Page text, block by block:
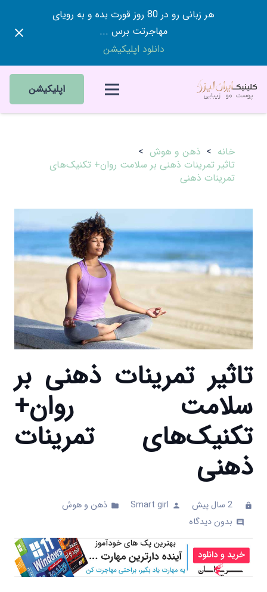
هر زبانی رو در 80 روز قورت بده و به رویای
مهاجرتت برس ...
دانلود اپلیکیشن
اپلیکیشن
خانه > ذهن و هوش >
تاثیر تمرینات ذهنی بر سلامت روان+ تکنیک‌های
تمرینات ذهنی
تاثیر تمرینات ذهنی بر
سلامت روان+
تکنیک‌های تمرینات
ذهنی
clock 2 سال پیش person
Smart girl
folder ذهن و هوش
comments بدون دیدگاه